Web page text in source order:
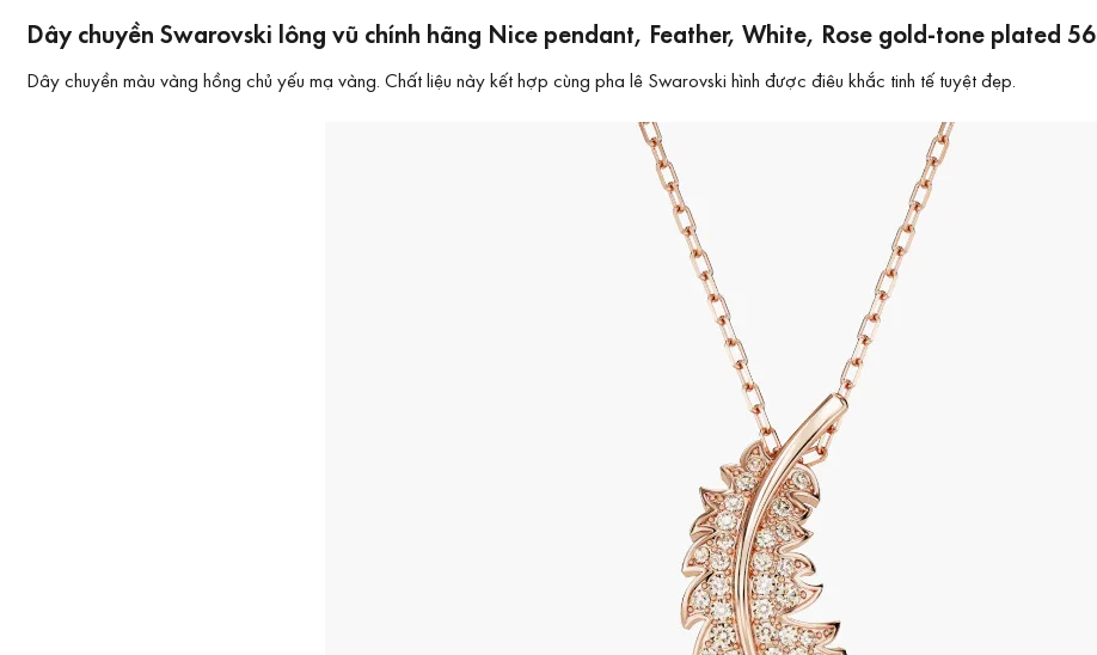
Dây chuyền Swarovski lông vũ chính hãng Nice pendant, Feather, White, Rose gold-tone plated
Dây chuyền màu vàng hồng chủ yếu mạ vàng. Chất liệu này kết hợp cùng pha lê Swarovski hình được điêu khắc tinh tế tuyệt đẹp.